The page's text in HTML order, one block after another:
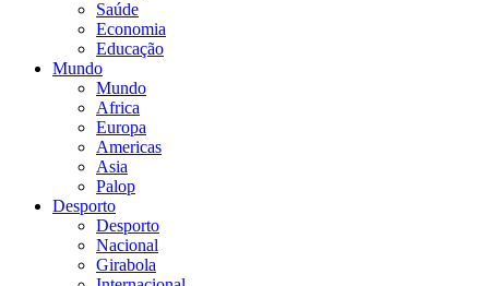
Saúde
Economia
Educação
Mundo
Mundo
Africa
Europa
Americas
Asia
Palop
Desporto
Desporto
Nacional
Girabola